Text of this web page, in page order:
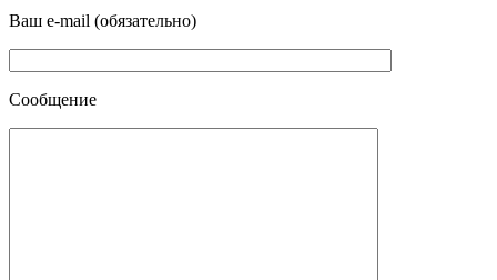
Ваш e-mail (обязательно)
Сообщение